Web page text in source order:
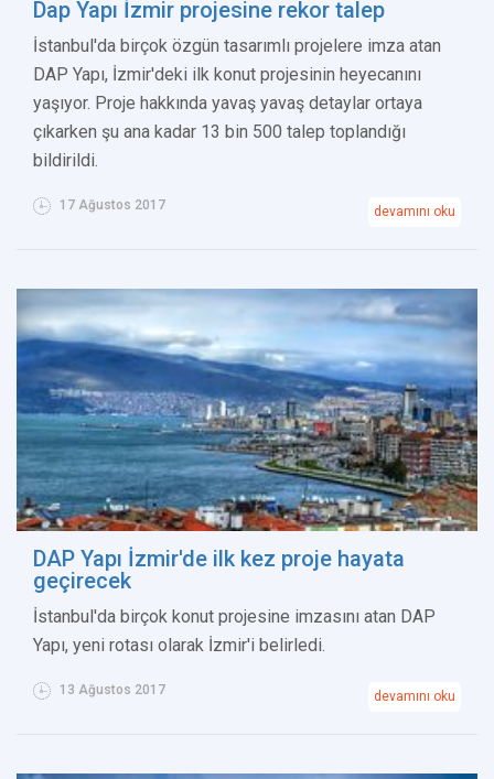
Dap Yapı İzmir projesine rekor talep
İstanbul'da birçok özgün tasarımlı projelere imza atan
DAP Yapı, İzmir'deki ilk konut projesinin heyecanını
yaşıyor. Proje hakkında yavaş yavaş detaylar ortaya
çıkarken şu ana kadar 13 bin 500 talep toplandığı
bildirildi.
17 Ağustos 2017 devamını oku
DAP Yapı İzmir'de ilk kez proje hayata
geçirecek
İstanbul'da birçok konut projesine imzasını atan DAP
Yapı, yeni rotası olarak İzmir'i belirledi.
13 Ağustos 2017 devamını oku